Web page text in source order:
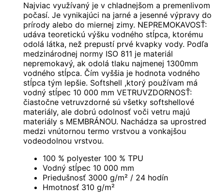
Najviac využívaný je v chladnejšom a premenlivom
počasí. Je vynikajúci na jarné a jesenné výpravy do
prírody alebo do miernej zimy. NEPREMOKAVOSŤ:
udáva teoretickú výšku vodného stĺpca, ktorému
odolá látka, než prepustí prvé kvapky vody. Podľa
medzinárodnej normy ISO 811 je materiál
nepremokavý, ak odolá tlaku najmenej 1300mm
vodného stĺpca. Čím vyššia je hodnota vodného
stĺpca tým lepšie. Softshell ,ktorý používam má
vodný stĺpec 10 000 mm VETRUVZDORNOSŤ:
čiastočne vetruvzdorné sú všetky softshellové
materiály, ale dobrú odolnosť voči vetru majú
materiály s MEMBRÁNOU. Nachádza sa uprostred
medzi vnútornou termo vrstvou a vonkajšou
vodeodolnou vrstvou.
100 % polyester 100 % TPU
Vodný stĺpec 10 000 mm
Priedušnosť 3000 g/m² / 24 hodín
Hmotnosť 310 g/m²